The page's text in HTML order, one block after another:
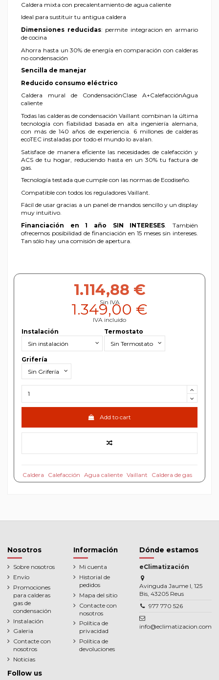
Caldera mixta con precalentamiento de agua caliente
Ideal para sustituir tu antigua caldera
Dimensiones reducidas: permite integracion en armario
de cocina
Ahorra hasta un 30% de energía en comparación con calderas
no condensación
Sencilla de manejar
Reducido consumo eléctrico
Caldera mural de CondensaciónClase A+CalefacciónAgua
caliente
Todas las calderas de condensación Vaillant combinan la última
tecnología con fiabilidad basada en alta ingeniería alemana,
con más de 140 años de experiencia. 6 millones de calderas
ecoTEC instaladas por todo el mundo lo avalan.
Satisface de manera eficiente las necesidades de calefacción y
ACS de tu hogar, reduciendo hasta en un 30% tu factura de
gas.
Tecnología testada que cumple con las normas de Ecodiseño.
Compatible con todos los reguladores Vaillant.
Fácil de usar gracias a un panel de mandos sencillo y un display
muy intuitivo.
Financiación en 1 año SIN INTERESES . También
ofrecemos posibilidad de financiación en 15 meses sin intereses.
Tan sólo hay una comisión de apertura.
1.114,88 €
Sin IVA
1.349,00 €
IVA incluido
Instalación
Termostato
Grifería
Add to cart
Caldera Calefacción Agua caliente Vaillant Caldera de gas
Nosotros
Sobre nosotros
Envío
Promociones
para calderas
gas de
condensación
Instalación
Galeria
Contacte con
nosotros
Noticias
Información
Mi cuenta
Historial de
pedidos
Mapa del sitio
Contacte con
nosotros
Política de
privacidad
Política de
devoluciones
Dónde estamos
eClimatización
Avinguda Jaume I, 125
Bis, 43205 Reus
977 770 526
info@eclimatizacion.com
Follow us